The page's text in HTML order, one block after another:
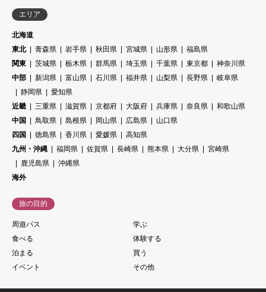
エリア
北海道
東北
青森県 岩手県 秋田県 宮城県 山形県
福島県
関東
茨城県 栃木県 群馬県 埼玉県 千葉県 東京都
神奈川県
中部
新潟県 富山県 石川県 福井県 山梨県 長野県
岐阜県
静岡県
愛知県
近畿
三重県 滋賀県 京都府 大阪府 兵庫県 奈良県
和歌山県
中国
鳥取県 島根県 岡山県 広島県
山口県
四国
徳島県 香川県 愛媛県
高知県
九州・沖縄
福岡県 佐賀県 長崎県 熊本県 大分県
宮崎県
鹿児島県
沖縄県
海外
旅の目的
周遊パス
学ぶ
食べる
体験する
泊まる
買う
イベント
その他